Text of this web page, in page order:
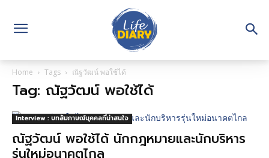
Home Tags ณัฐวัฒน์ พอใช้ได้
Tag: ณัฐวัฒน์ พอใช้ได้
Interview : บทสัมภาษณ์บุคคลที่น่าสนใจ
ณัฐวัฒน์ พอใช้ได้ นักกฎหมายและนักบริหาร
รุ่นใหม่อนาคตไกล